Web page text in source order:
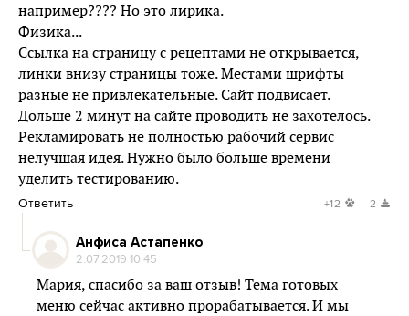
например???? Но это лирика.
Физика...
Ссылка на страницу с рецептами не открывается,
линки внизу страницы тоже. Местами шрифты
разные не привлекательные. Сайт подвисает.
Дольше 2 минут на сайте проводить не захотелось.
Рекламировать не полностью рабочий сервис
нелучшая идея. Нужно было больше времени
уделить тестированию.
Ответить +12 -2
Анфиса Астапенко
2.07.2019 10:45
Мария, спасибо за ваш отзыв! Тема готовых
меню сейчас активно прорабатывается. И мы